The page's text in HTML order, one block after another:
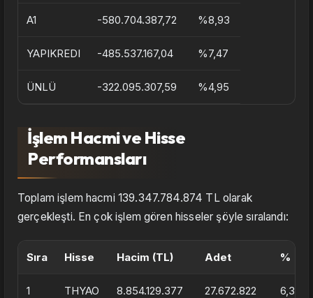
A1 -580.704.387,72 %8,93
YAPIKREDI -485.537.167,04 %7,47
ÜNLÜ -322.095.307,59 %4,95
İşlem Hacmi ve Hisse
Performansları
Toplam işlem hacmi 139.347.784.874 TL olarak
gerçekleşti. En çok işlem gören hisseler şöyle sıralandı:
Sıra Hisse Hacim (TL) Adet %
1 THYAO 8.854.129.377 27.672.822 6,35